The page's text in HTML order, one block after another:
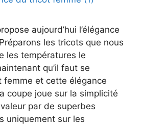
aujourd’hui l’élégance
les tricots que nous
les températures le
qu’il faut se
femme et cette élégance
coupe joue sur la simplicité
par de superbes
uniquement sur les